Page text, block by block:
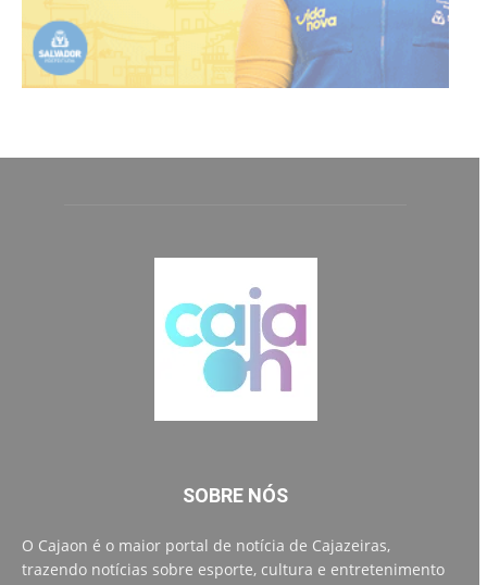
SOBRE NÓS
O Cajaon é o maior portal de notícia de Cajazeiras,
trazendo notícias sobre esporte, cultura e entretenimento